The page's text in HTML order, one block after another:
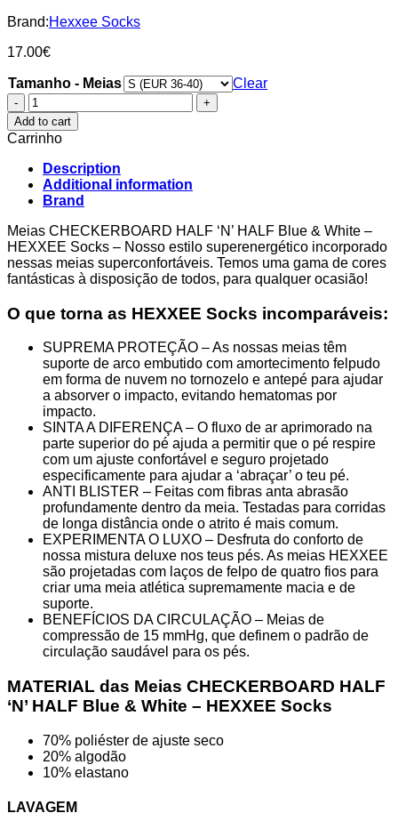
Brand:Hexxee Socks
17.00€
Tamanho - Meias
Clear
CHECKERBOARD
HALF
'N'
HALF
Blue
&
White
HEXXEE
Socks
quantity
Add to cart
Carrinho
Description
Additional information
Brand
Meias CHECKERBOARD HALF ‘N’ HALF Blue & White –
HEXXEE Socks – Nosso estilo superenergético incorporado
nessas meias superconfortáveis. Temos uma gama de cores
fantásticas à disposição de todos, para qualquer ocasião!
O que torna as HEXXEE Socks incomparáveis:
SUPREMA PROTEÇÃO – As nossas meias têm
suporte de arco embutido com amortecimento felpudo
em forma de nuvem no tornozelo e antepé para ajudar
a absorver o impacto, evitando hematomas por
impacto.
SINTA A DIFERENÇA – O fluxo de ar aprimorado na
parte superior do pé ajuda a permitir que o pé respire
com um ajuste confortável e seguro projetado
especificamente para ajudar a ‘abraçar’ o teu pé.
ANTI BLISTER – Feitas com fibras anta abrasão
profundamente dentro da meia. Testadas para corridas
de longa distância onde o atrito é mais comum.
EXPERIMENTA O LUXO – Desfruta do conforto de
nossa mistura deluxe nos teus pés. As meias HEXXEE
são projetadas com laços de felpo de quatro fios para
criar uma meia atlética supremamente macia e de
suporte.
BENEFÍCIOS DA CIRCULAÇÃO – Meias de
compressão de 15 mmHg, que definem o padrão de
circulação saudável para os pés.
MATERIAL das Meias CHECKERBOARD HALF
‘N’ HALF Blue & White – HEXXEE Socks
70% poliéster de ajuste seco
20% algodão
10% elastano
LAVAGEM